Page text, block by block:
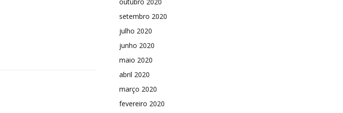
setembro 2020
julho 2020
junho 2020
maio 2020
abril 2020
março 2020
fevereiro 2020